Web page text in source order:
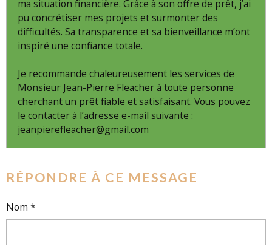
ma situation financière. Grâce à son offre de prêt, j’ai
pu concrétiser mes projets et surmonter des
difficultés. Sa transparence et sa bienveillance m’ont
inspiré une confiance totale.
Je recommande chaleureusement les services de
Monsieur Jean-Pierre Fleacher à toute personne
cherchant un prêt fiable et satisfaisant. Vous pouvez
le contacter à l’adresse e-mail suivante :
jeanpierefleacher@gmail.com
RÉPONDRE À CE MESSAGE
Nom